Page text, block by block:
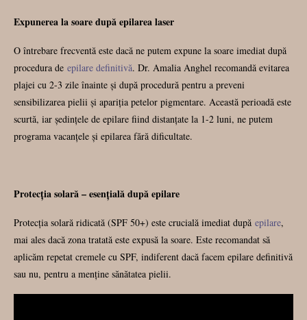
Expunerea la soare după epilarea laser
O întrebare frecventă este dacă ne putem expune la soare imediat după
procedura de epilare definitivă. Dr. Amalia Anghel recomandă evitarea
plajei cu 2-3 zile înainte și după procedură pentru a preveni
sensibilizarea pielii și apariția petelor pigmentare. Această perioadă este
scurtă, iar ședințele de epilare fiind distanțate la 1-2 luni, ne putem
programa vacanțele și epilarea fără dificultate.
Protecția solară – esențială după epilare
Protecția solară ridicată (SPF 50+) este crucială imediat după epilare,
mai ales dacă zona tratată este expusă la soare. Este recomandat să
aplicăm repetat cremele cu SPF, indiferent dacă facem epilare definitivă
sau nu, pentru a menține sănătatea pielii.